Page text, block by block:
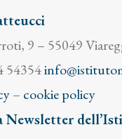
9 – 55049
54354
– cookie policy
Newsletter